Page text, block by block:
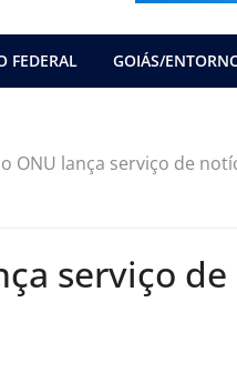
FEDERAL GOIÁS/
ONU lança serviço de
serviço